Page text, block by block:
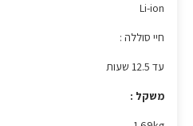
Li-ion
חיי סוללה :
עד 12.5 שעות
משקל :